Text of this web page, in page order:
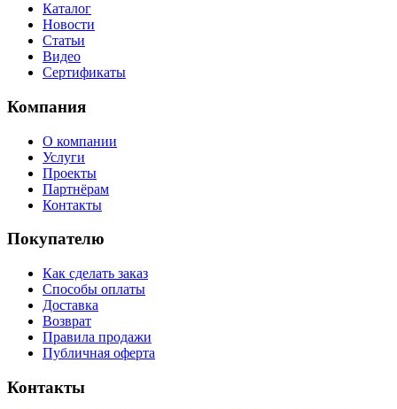
Каталог
Новости
Статьи
Видео
Сертификаты
Компания
О компании
Услуги
Проекты
Партнёрам
Контакты
Покупателю
Как сделать заказ
Способы оплаты
Доставка
Возврат
Правила продажи
Публичная оферта
Контакты